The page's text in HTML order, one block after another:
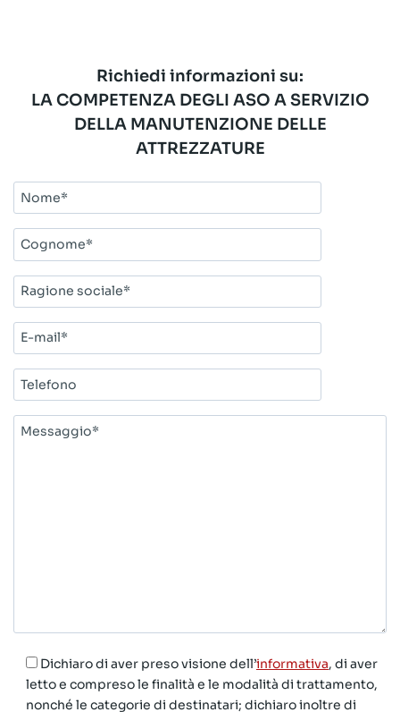
Richiedi informazioni su:
LA COMPETENZA DEGLI ASO A SERVIZIO
DELLA MANUTENZIONE DELLE
ATTREZZATURE
Nome*
Cognome*
Ragione
sociale*
E-
mail*
Telefono
Messaggio*
Dichiaro di aver preso visione dell’informativa, di aver
letto e compreso le finalità e le modalità di trattamento,
nonché le categorie di destinatari; dichiaro inoltre di